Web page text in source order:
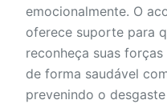
emocionalmente. O
oferece suporte para
reconheça suas
de forma saudável
prevenindo o